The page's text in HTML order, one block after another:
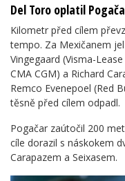
Del Toro oplatil
Kilometr před cílem
tempo. Za Mexičanem
Vingegaard (Visma-
CMA CGM) a Richard
Remco Evenepoel (Red
těsně před cílem odpadl.
Pogačar zaútočil 200
cíle dorazil s náskokem
Carapazem a Seixasem.